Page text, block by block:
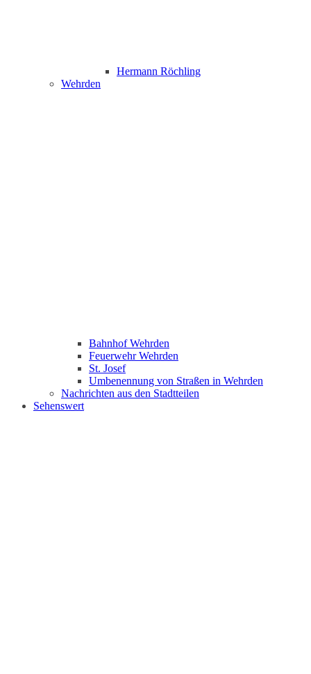
Hermann Röchling
Wehrden
Bahnhof Wehrden
Feuerwehr Wehrden
St. Josef
Umbenennung von Straßen in Wehrden
Nachrichten aus den Stadtteilen
Sehenswert